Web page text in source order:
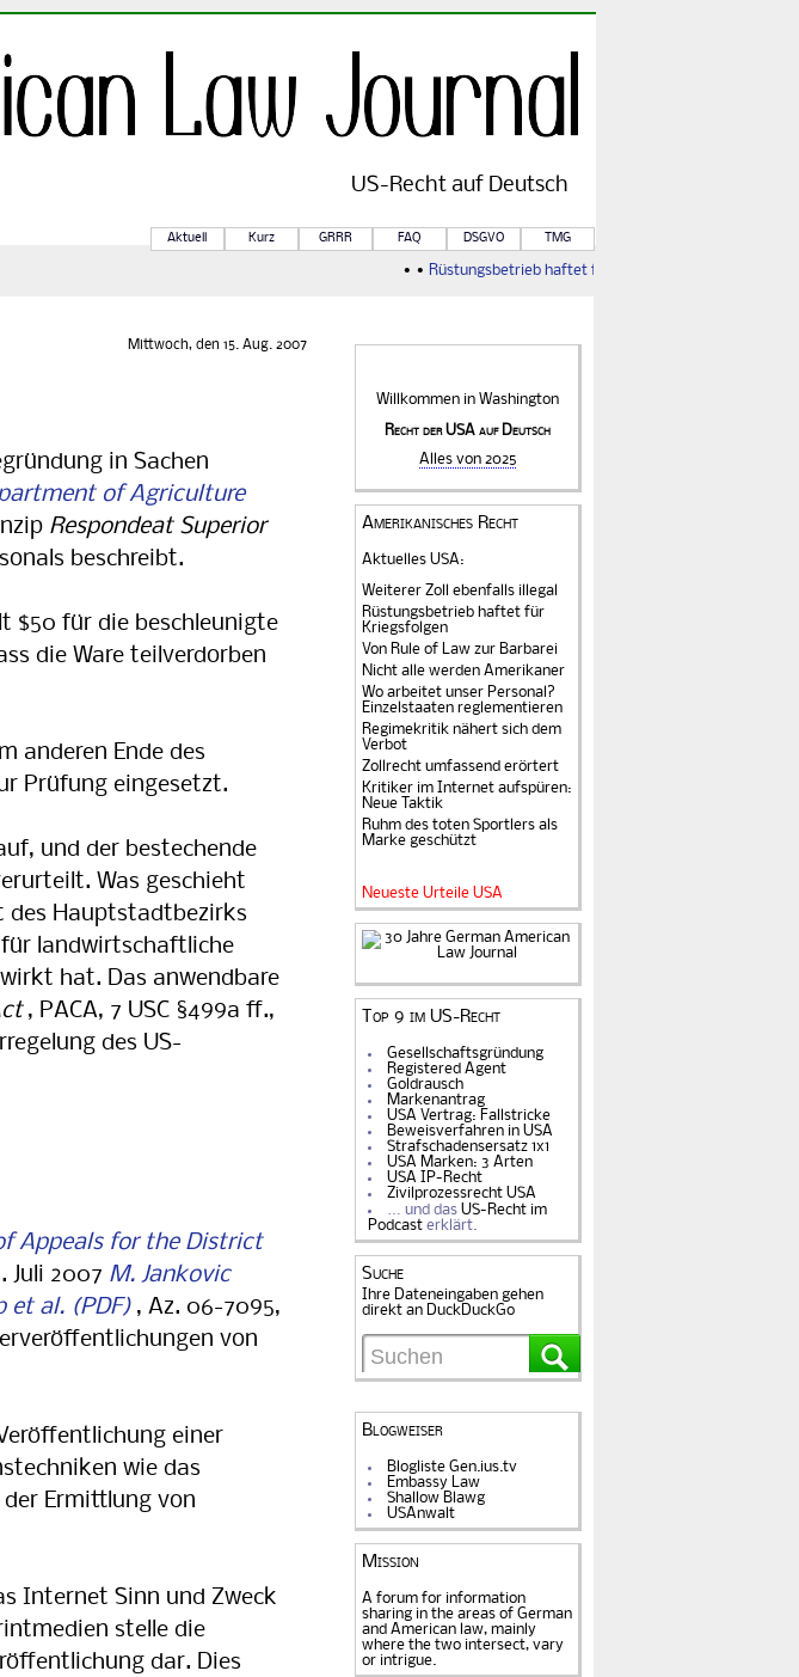
US-Rechtauf Deutsch
Aktuell Kurz GRRR FAQ DSGVO TMG
• • Rüstungsbetrieb haftet für Kriegsfolgen
Mittwoch, den 15. Aug. 2007
in Sachen
of Agriculture
Respondeat Superior
beschreibt.
$50 für die beschleunigte
die Ware teilverdorben
anderen Ende des
Prüfung eingesetzt.
und der bestechende
Was geschieht
des Hauptstadtbezirks
für landwirtschaftliche
hat. Das anwendbare
, PACA, 7 USC §499a ff.,
des US-
Appeals for the District
Juli 2007 M. Jankovic
et al.
, Az. 06-7095,
von
einer
wie das
Ermittlung von
Internet Sinn und Zweck
stelle die
dar. Dies
Willkommen in Washington
Recht der USA auf Deutsch
Alles von 2025
Amerikanisches Recht
Aktuelles USA:
Weiterer Zoll ebenfalls illegal
Rüstungsbetrieb haftet für
Kriegsfolgen
Von Rule of Law zur Barbarei
Nicht alle werden Amerikaner
Wo arbeitet unser Personal?
Einzelstaaten reglementieren
Regimekritik nähert sich dem
Verbot
Zollrecht umfassend erörtert
Kritiker im Internet aufspüren:
Neue Taktik
Ruhm des toten Sportlers als
Marke geschützt
Neueste Urteile USA
Top 9 im US-Recht
Gesellschaftsgründung
Registered Agent
Goldrausch
Markenantrag
USA Vertrag: Fallstricke
Beweisverfahren in USA
Strafschadensersatz 1x1
USA Marken: 3 Arten
USA IP-Recht
Zivilprozessrecht USA
… und dasUS-Recht im
Podcast erklärt.
Suche
Ihre Dateneingaben gehen
direkt an DuckDuckGo
Blogweiser
Blogliste Gen.ius.tv
Embassy Law
Shallow Blawg
USAnwalt
Mission
A forum for information
sharing in the areas of German
and American law, mainly
where the two intersect, vary
or intrigue.